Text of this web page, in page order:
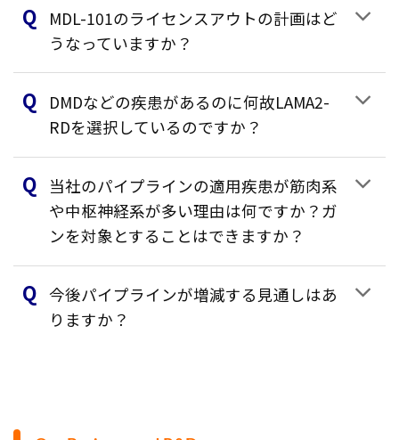
MDL-101のライセンスアウトの計画はど
うなっていますか？
DMDなどの疾患があるのに何故LAMA2-
RDを選択しているのですか？
当社のパイプラインの適用疾患が筋肉系
や中枢神経系が多い理由は何ですか？ガ
ンを対象とすることはできますか？
今後パイプラインが増減する見通しはあ
りますか？